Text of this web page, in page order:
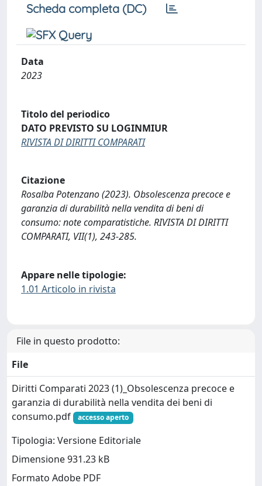
Scheda completa (DC)
Data
2023
Titolo del periodico
DATO PREVISTO SU LOGINMIUR
RIVISTA DI DIRITTI COMPARATI
Citazione
Rosalba Potenzano (2023). Obsolescenza precoce e
garanzia di durabilità nella vendita di beni di
consumo: note comparatistiche. RIVISTA DI DIRITTI
COMPARATI, VII(1), 243-285.
Appare nelle tipologie:
1.01 Articolo in rivista
File in questo prodotto:
File
Diritti Comparati 2023 (1)_Obsolescenza precoce e
garanzia di durabilità nella vendita dei beni di
consumo.pdf
accesso aperto
Tipologia: Versione Editoriale
Dimensione 931.23 kB
Formato Adobe PDF